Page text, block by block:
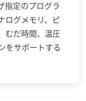
指定のプログラ
ログメモリ、ピ
むだ時間、温圧
をサポートする